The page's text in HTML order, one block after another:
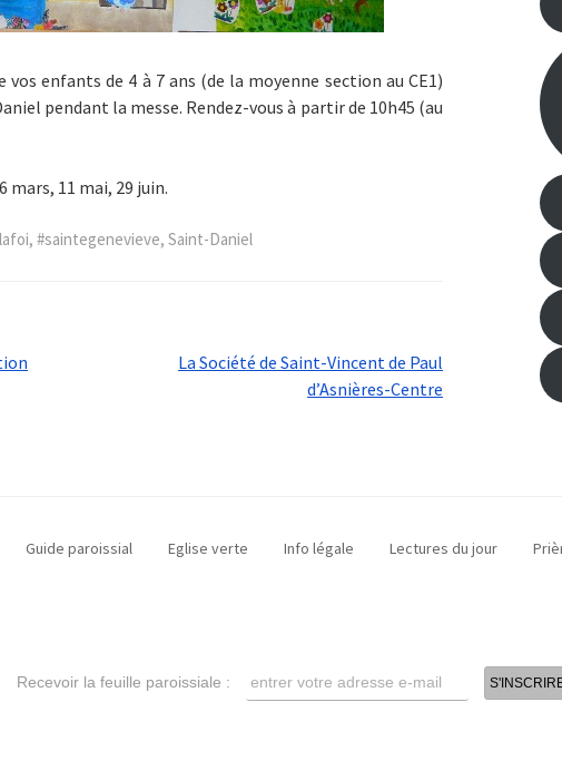
vos enfants de 4 à 7 ans (de la moyenne section au CE1)
pendant la messe. Rendez-vous à partir de 10h45 (au
mars, 11 mai, 29 juin.
, #saintegenevieve, Saint-Daniel
La Société de Saint-Vincent de Paul
d’Asnières-Centre
Guide paroissial Eglise verte Info légale Lectures du jour
Recevoir la feuille paroissiale :